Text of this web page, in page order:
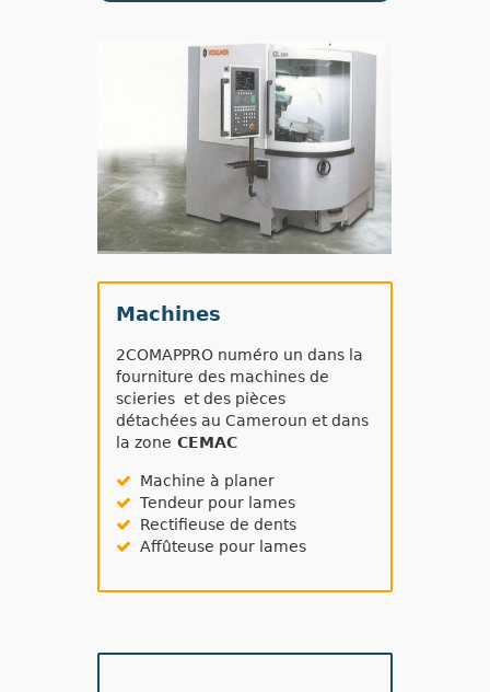
Machines
2COMAPPRO numéro un dans la
fourniture des machines de
scieries et des pièces
détachées au Cameroun et dans
la zone CEMAC
Machine à planer
Tendeur pour lames
Rectifieuse de dents
Affûteuse pour lames